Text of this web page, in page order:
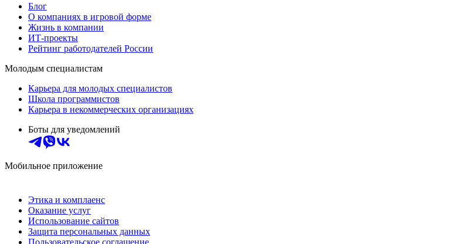
Блог
О компаниях в игровой форме
Жизнь в компании
ИТ-проекты
Рейтинг работодателей России
Молодым специалистам
Карьера для молодых специалистов
Школа программистов
Карьера в некоммерческих организациях
Боты для уведомлений
Мобильное приложение
Этика и комплаенс
Оказание услуг
Использование сайтов
Защита персональных данных
Пользовательское соглашение